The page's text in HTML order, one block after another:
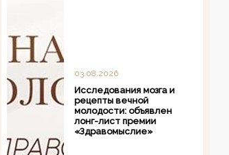
03.08.2026
Исследования мозга и
рецепты вечной
молодости: объявлен
лонг-лист премии
«Здравомыслие»